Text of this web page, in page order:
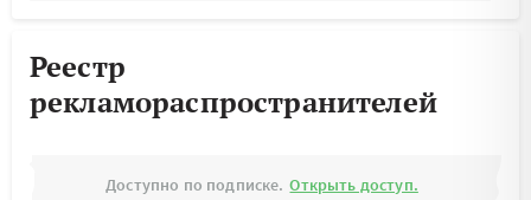
Реестр
рекламораспространителей
Доступно по подписке. Открыть доступ.